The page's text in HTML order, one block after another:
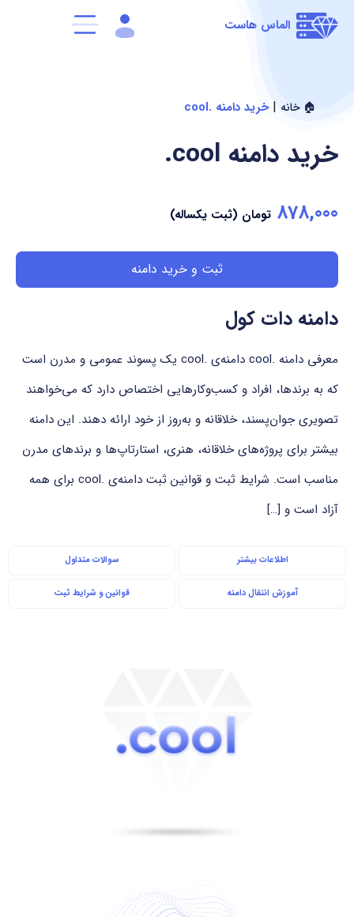
الماس هاست
🏠 خانه |خرید دامنه .cool
.cool خرید دامنه
878,000 تومان (ثبت یکساله)
ثبت و خرید دامنه
دامنه دات کول
معرفی دامنه .cool دامنه‌ی .cool یک پسوند عمومی و مدرن است
که به برندها، افراد و کسب‌وکارهایی اختصاص دارد که می‌خواهند
تصویری جوان‌پسند، خلاقانه و به‌روز از خود ارائه دهند. این دامنه
بیشتر برای پروژه‌های خلاقانه، هنری، استارتاپ‌ها و برندهای مدرن
مناسب است. شرایط ثبت و قوانین ثبت دامنه‌ی .cool برای همه
آزاد است و […]
اطلاعات بیشتر سوالات متداول
آموزش انتقال دامنه قوانین و شرایط ثبت